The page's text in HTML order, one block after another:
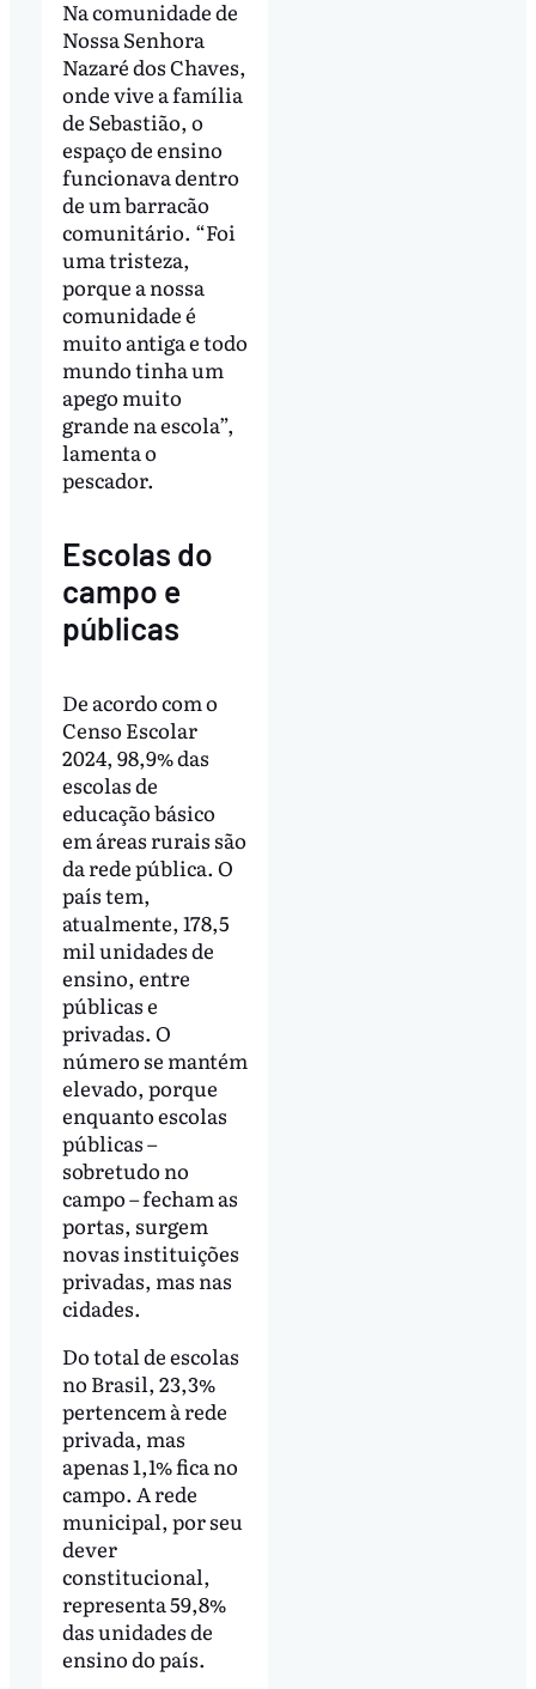
Na comunidade de
Nossa Senhora
Nazaré dos Chaves,
onde vive a família
de Sebastião, o
espaço de ensino
funcionava dentro
de um barracão
comunitário. “Foi
uma tristeza,
porque a nossa
comunidade é
muito antiga e todo
mundo tinha um
apego muito
grande na escola”,
lamenta o
pescador.
Escolas do
campo e
públicas
De acordo com o
Censo Escolar
2024, 98,9% das
escolas de
educação básico
em áreas rurais são
da rede pública. O
país tem,
atualmente, 178,5
mil unidades de
ensino, entre
públicas e
privadas. O
número se mantém
elevado, porque
enquanto escolas
públicas –
sobretudo no
campo – fecham as
portas, surgem
novas instituições
privadas, mas nas
cidades.
Do total de escolas
no Brasil, 23,3%
pertencem à rede
privada, mas
apenas 1,1% fica no
campo. A rede
municipal, por seu
dever
constitucional,
representa 59,8%
das unidades de
ensino do país.